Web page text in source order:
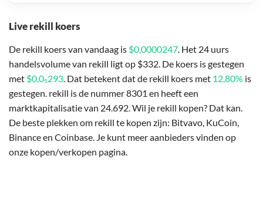
Live rekill koers
De rekill koers van vandaag is $0,0000247. Het 24 uurs
handelsvolume van rekill ligt op $332. De koers is gestegen
met $0,0₅293. Dat betekent dat de rekill koers met 12,80% is
gestegen. rekill is de nummer 8301 en heeft een
marktkapitalisatie van 24.692. Wil je rekill kopen? Dat kan.
De beste plekken om rekill te kopen zijn: Bitvavo, KuCoin,
Binance en Coinbase. Je kunt meer aanbieders vinden op
onze kopen/verkopen pagina.